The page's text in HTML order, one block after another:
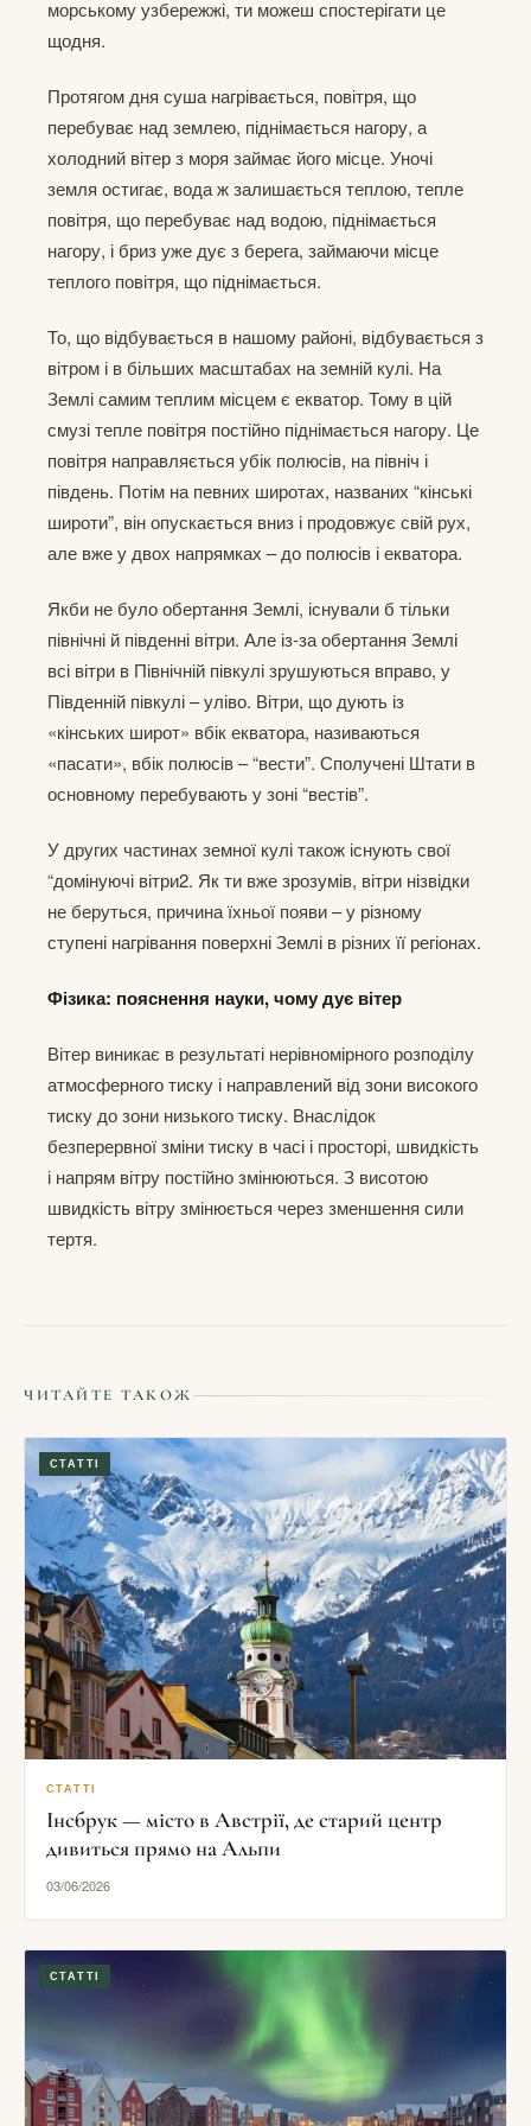
морському узбережжі, ти можеш спостерігати це
щодня.
Протягом дня суша нагрівається, повітря, що
перебуває над землею, піднімається нагору, а
холодний вітер з моря займає його місце. Уночі
земля остигає, вода ж залишається теплою, тепле
повітря, що перебуває над водою, піднімається
нагору, і бриз уже дує з берега, займаючи місце
теплого повітря, що піднімається.
То, що відбувається в нашому районі, відбувається з
вітром і в більших масштабах на земній кулі. На
Землі самим теплим місцем є екватор. Тому в цій
смузі тепле повітря постійно піднімається нагору. Це
повітря направляється убік полюсів, на північ і
південь. Потім на певних широтах, названих “кінські
широти”, він опускається вниз і продовжує свій рух,
але вже у двох напрямках – до полюсів і екватора.
Якби не було обертання Землі, існували б тільки
північні й південні вітри. Але із‑за обертання Землі
всі вітри в Північній півкулі зрушуються вправо, у
Південній півкулі – уліво. Вітри, що дують із
«кінських широт» вбік екватора, називаються
«пасати», вбік полюсів – “вести”. Сполучені Штати в
основному перебувають у зоні “вестів”.
У других частинах земної кулі також існують свої
“домінуючі вітри2. Як ти вже зрозумів, вітри нізвідки
не беруться, причина їхньої появи – у різному
ступені нагрівання поверхні Землі в різних її регіонах.
Фізика: пояснення науки, чому дує вітер
Вітер виникає в результаті нерівномірного розподілу
атмосферного тиску і направлений від зони високого
тиску до зони низького тиску. Внаслідок
безперервної зміни тиску в часі і просторі, швидкість
і напрям вітру постійно змінюються. З висотою
швидкість вітру змінюється через зменшення сили
тертя.
ЧИТАЙТЕ ТАКОЖ
СТАТТІ
СТАТТІ
Інсбрук — місто в Австрії, де старий центр
дивиться прямо на Альпи
03/06/2026
СТАТТІ